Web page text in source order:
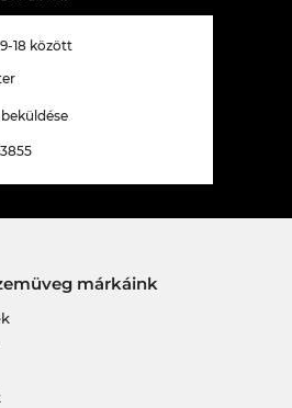
18 között
3855
márkáink